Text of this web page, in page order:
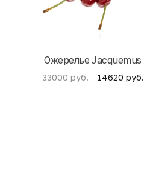
Ожерелье Jacquemus
33000 руб. 14620 руб.